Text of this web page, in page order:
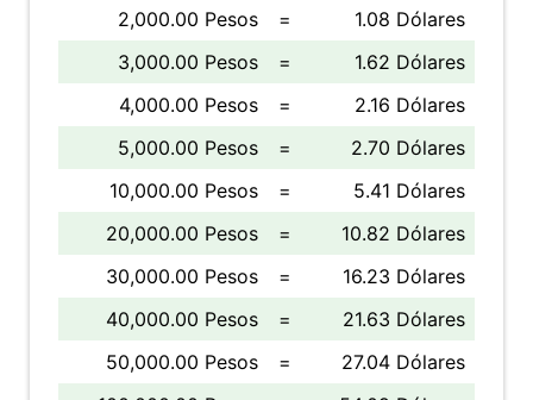
2,000.00 Pesos
=
1.08 Dólares
3,000.00 Pesos
=
1.62 Dólares
4,000.00 Pesos
=
2.16 Dólares
5,000.00 Pesos
=
2.70 Dólares
10,000.00 Pesos
=
5.41 Dólares
20,000.00 Pesos
=
10.82 Dólares
30,000.00 Pesos
=
16.23 Dólares
40,000.00 Pesos
=
21.63 Dólares
50,000.00 Pesos
=
27.04 Dólares